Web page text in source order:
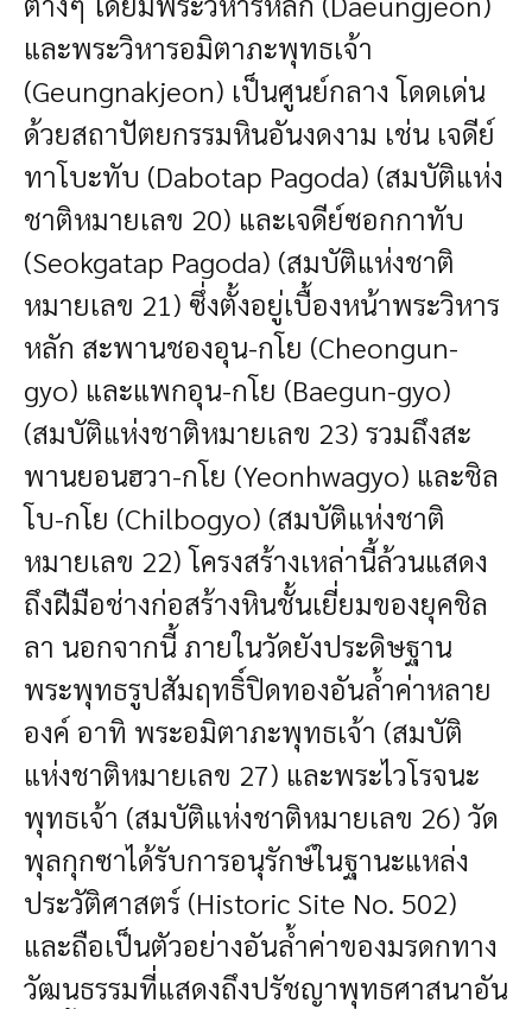
และพระวิหารอมิตาภะพุทธเจ้า
(Geungnakjeon) เป็นศูนย์กลาง โดดเด่น
ด้วยสถาปัตยกรรมหินอันงดงาม เช่น เจดีย์
ทาโบะทับ (Dabotap Pagoda) (สมบัติแห่ง
ชาติหมายเลข 20) และเจดีย์ซอกกาทับ
(Seokgatap Pagoda) (สมบัติแห่งชาติ
หมายเลข 21) ซึ่งตั้งอยู่เบื้องหน้าพระวิหาร
หลัก สะพานชองอุน-กโย (Cheongun-
gyo) และแพกอุน-กโย (Baegun-gyo)
(สมบัติแห่งชาติหมายเลข 23) รวมถึงสะ
พานยอนฮวา-กโย (Yeonhwagyo) และชิล
โบ-กโย (Chilbogyo) (สมบัติแห่งชาติ
หมายเลข 22) โครงสร้างเหล่านี้ล้วนแสดง
ถึงฝีมือช่างก่อสร้างหินชั้นเยี่ยมของยุคชิล
ลา นอกจากนี้ ภายในวัดยังประดิษฐาน
พระพุทธรูปสัมฤทธิ์ปิดทองอันล้ำค่าหลาย
องค์ อาทิ พระอมิตาภะพุทธเจ้า (สมบัติ
แห่งชาติหมายเลข 27) และพระไวโรจนะ
พุทธเจ้า (สมบัติแห่งชาติหมายเลข 26) วัด
พุลกุกซาได้รับการอนุรักษ์ในฐานะแหล่ง
ประวัติศาสตร์ (Historic Site No. 502)
และถือเป็นตัวอย่างอันล้ำค่าของมรดกทาง
วัฒนธรรมที่แสดงถึงปรัชญาพุทธศาสนาอัน